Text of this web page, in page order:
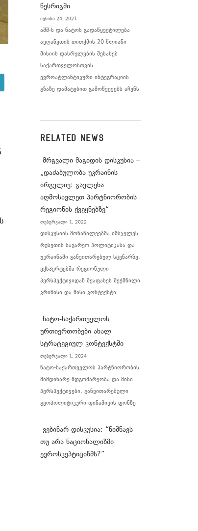
წესრიგში
ივნისი 24, 2021
აშშ-ს და ნატოს გადაწყვეტილება
ავღანეთის თითქმის 20-წლიანი
მისიის დასრულების შესახებ
საქართველოსთვის
ევროატლანტიკური ინტეგრაციის
გზაზე დამატებით გამოწვევებს აჩენს
RELATED NEWS
მრგვალი მაგიდის დისკუსია –
„დაძაბულობა უკრაინის
ირგვლივ: გავლენა
აღმოსავლეთ პარტნიორობის
რეგიონის ქვეყნებზე“
თებერვალი 1, 2022
დისკუსიის მონაწილეებმა იმსჯელეს
რუსეთის საგარეო პოლიტიკასა და
უკრაინაში განვითარებულ სცენარზე.
ექსპერტებმა რეგიონული
პერსპექტივიდან შეაფასეს შექმნილი
კრიზისი და მისი კონტექსტი.
ნატო-საქართველოს
ურთიერთობები ახალ
სტრატეგიულ კონტექსტში
თებერვალი 1, 2024
ნატო-საქართველოს პარტნიორობის
მიმდინარე მდგომარეობა და მისი
პერსპექტივები, განვითარებული
გეოპოლიტიკური დინამიკის ფონზე
ვებინარ-დისკუსია: “ნიშნავს
თუ არა ნაციონალიზმი
ევროსკეპტიციზმს?”